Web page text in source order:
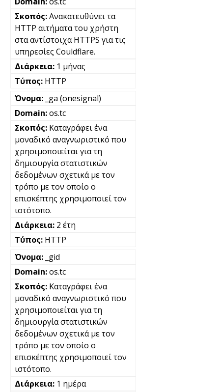
Ανακατευθύνει τα
HTTP αιτήματα του χρήστη
στα αντίστοιχα HTTPS για τις
υπηρεσίες Couldflare.
1 μήνας
HTTP
_ga (onesignal)
os.tc
Καταγράφει ένα
μοναδικό αναγνωριστικό που
χρησιμοποιείται για τη
δημιουργία στατιστικών
δεδομένων σχετικά με τον
τρόπο με τον οποίο ο
επισκέπτης χρησιμοποιεί τον
ιστότοπο.
2 έτη
HTTP
_gid
os.tc
Καταγράφει ένα
μοναδικό αναγνωριστικό που
χρησιμοποιείται για τη
δημιουργία στατιστικών
δεδομένων σχετικά με τον
τρόπο με τον οποίο ο
επισκέπτης χρησιμοποιεί τον
ιστότοπο.
1 ημέρα